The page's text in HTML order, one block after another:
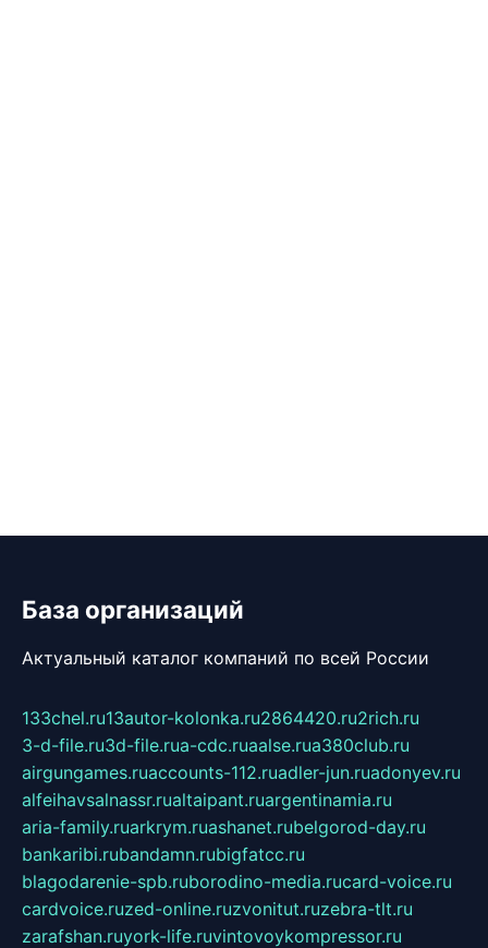
База организаций
Актуальный каталог компаний по всей России
133chel.ru13autor-kolonka.ru2864420.ru2rich.ru
3-d-file.ru3d-file.rua-cdc.ruaalse.rua380club.ru
airgungames.ruaccounts-112.ruadler-jun.ruadonyev.ru
alfeihavsalnassr.rualtaipant.ruargentinamia.ru
aria-family.ruarkrym.ruashanet.rubelgorod-day.ru
bankaribi.rubandamn.rubigfatcc.ru
blagodarenie-spb.ruborodino-media.rucard-voice.ru
cardvoice.ruzed-online.ruzvonitut.ruzebra-tlt.ru
zarafshan.ruyork-life.ruvintovoykompressor.ru